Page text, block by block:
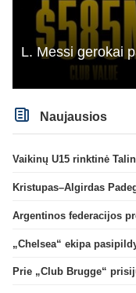
L. Messi gerokai
Naujausios
„Chelsea“ ekipa